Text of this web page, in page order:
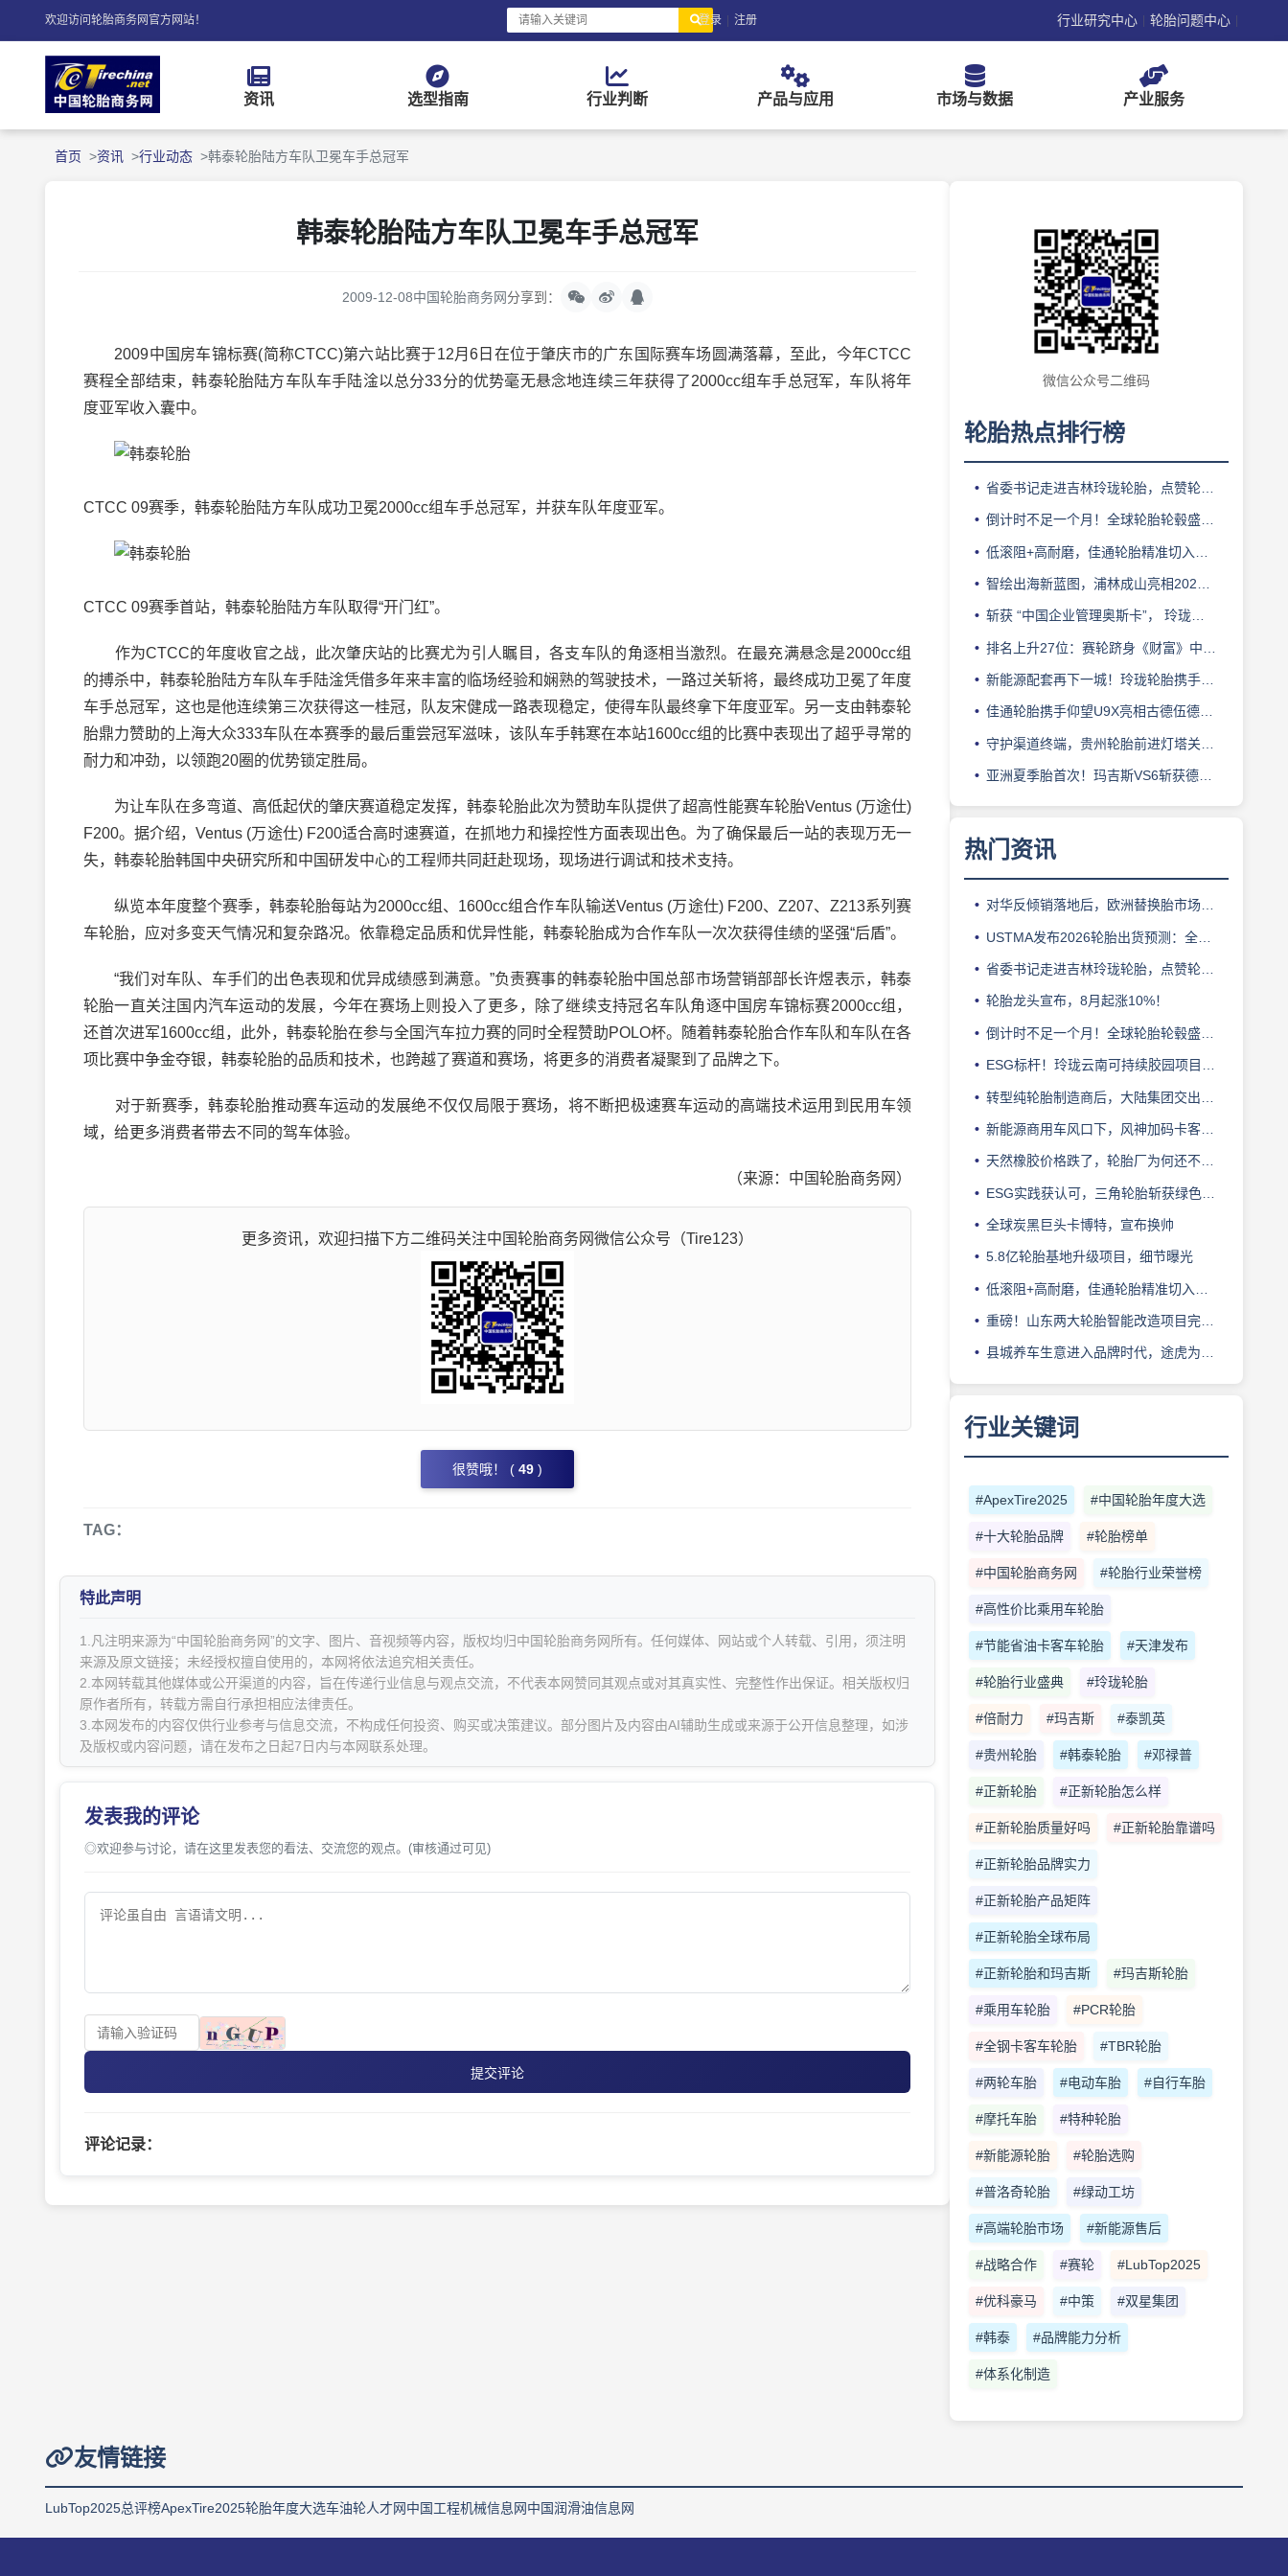
欢迎访问轮胎商务网官方网站！ 登录 | 注册 行业研究中心 | 轮胎问题中心 |
资讯 选型指南 行业判断 产品与应用 市场与数据 产业服务
首页 资讯 行业动态 韩泰轮胎陆方车队卫冕车手总冠军
韩泰轮胎陆方车队卫冕车手总冠军
2009-12-08中国轮胎商务网分享到：
2009中国房车锦标赛(简称CTCC)第六站比赛于12月6日在位于肇庆市的广东国际赛车场圆满落幕，至此，今年CTCC
赛程全部结束，韩泰轮胎陆方车队车手陆淦以总分33分的优势毫无悬念地连续三年获得了2000cc组车手总冠军，车队将年
度亚军收入囊中。
CTCC 09赛季，韩泰轮胎陆方车队成功卫冕2000cc组车手总冠军，并获车队年度亚军。
CTCC 09赛季首站，韩泰轮胎陆方车队取得“开门红”。
作为CTCC的年度收官之战，此次肇庆站的比赛尤为引人瞩目，各支车队的角逐相当激烈。在最充满悬念是2000cc组
的搏杀中，韩泰轮胎陆方车队车手陆淦凭借多年来丰富的临场经验和娴熟的驾驶技术，一路过关斩将，最终成功卫冕了年度
车手总冠军，这也是他连续第三次获得这一桂冠，队友宋健成一路表现稳定，使得车队最终拿下年度亚军。另一支由韩泰轮
胎鼎力赞助的上海大众333车队在本赛季的最后重尝冠军滋味，该队车手韩寒在本站1600cc组的比赛中表现出了超乎寻常的
耐力和冲劲，以领跑20圈的优势锁定胜局。
为让车队在多弯道、高低起伏的肇庆赛道稳定发挥，韩泰轮胎此次为赞助车队提供了超高性能赛车轮胎Ventus (万途仕)
F200。据介绍，Ventus (万途仕) F200适合高时速赛道，在抓地力和操控性方面表现出色。为了确保最后一站的表现万无一
失，韩泰轮胎韩国中央研究所和中国研发中心的工程师共同赶赴现场，现场进行调试和技术支持。
纵览本年度整个赛季，韩泰轮胎每站为2000cc组、1600cc组合作车队输送Ventus (万途仕) F200、Z207、Z213系列赛
车轮胎，应对多变天气情况和复杂路况。依靠稳定品质和优异性能，韩泰轮胎成为合作车队一次次获得佳绩的坚强“后盾”。
“我们对车队、车手们的出色表现和优异成绩感到满意。”负责赛事的韩泰轮胎中国总部市场营销部部长许煜表示，韩泰
轮胎一直关注国内汽车运动的发展，今年在赛场上则投入了更多，除了继续支持冠名车队角逐中国房车锦标赛2000cc组，
还首次进军1600cc组，此外，韩泰轮胎在参与全国汽车拉力赛的同时全程赞助POLO杯。随着韩泰轮胎合作车队和车队在各
项比赛中争金夺银，韩泰轮胎的品质和技术，也跨越了赛道和赛场，将更多的消费者凝聚到了品牌之下。
对于新赛季，韩泰轮胎推动赛车运动的发展绝不仅仅局限于赛场，将不断把极速赛车运动的高端技术运用到民用车领
域，给更多消费者带去不同的驾车体验。
（来源：中国轮胎商务网）
更多资讯，欢迎扫描下方二维码关注中国轮胎商务网微信公众号（Tire123）
很赞哦！ ( 49 )
TAG：
特此声明
1.凡注明来源为“中国轮胎商务网”的文字、图片、音视频等内容，版权均归中国轮胎商务网所有。任何媒体、网站或个人转载、引用，须注明
来源及原文链接；未经授权擅自使用的，本网将依法追究相关责任。
2.本网转载其他媒体或公开渠道的内容，旨在传递行业信息与观点交流，不代表本网赞同其观点或对其真实性、完整性作出保证。相关版权归
原作者所有，转载方需自行承担相应法律责任。
3.本网发布的内容仅供行业参考与信息交流，不构成任何投资、购买或决策建议。部分图片及内容由AI辅助生成或来源于公开信息整理，如涉
及版权或内容问题，请在发布之日起7日内与本网联系处理。
发表我的评论
◎欢迎参与讨论，请在这里发表您的看法、交流您的观点。(审核通过可见)
提交评论
评论记录：
微信公众号二维码
轮胎热点排行榜
省委书记走进吉林玲珑轮胎，点赞轮胎智造标杆
倒计时不足一个月！全球轮胎轮毂盛会即将登陆上海！
低滚阻+高耐磨，佳通轮胎精准切入新能源轻卡赛道
智绘出海新蓝图，浦林成山亮相2026泰中合作博览会
斩获 “中国企业管理奥斯卡”， 玲珑轮胎蝉联 BMC 大奖
排名上升27位：赛轮跻身《财富》中国500强背后的增长逻辑
新能源配套再下一城！玲珑轮胎携手小鹏L03全球上市
佳通轮胎携手仰望U9X亮相古德伍德，以轮胎科技挑战性能边界
守护渠道终端，贵州轮胎前进灯塔关爱基金驰援长春受灾门店
亚洲夏季胎首次！玛吉斯VS6斩获德国TÜV SÜD高阶认证
热门资讯
对华反倾销落地后，欧洲替换胎市场迎来拐点
USTMA发布2026轮胎出货预测：全年3.303 亿条
省委书记走进吉林玲珑轮胎，点赞轮胎智造标杆
轮胎龙头宣布，8月起涨10%！
倒计时不足一个月！全球轮胎轮毂盛会即将登陆上海！
ESG标杆！玲珑云南可持续胶园项目获评最佳实践
转型纯轮胎制造商后，大陆集团交出亮眼业绩
新能源商用车风口下，风神加码卡客车胎产能
天然橡胶价格跌了，轮胎厂为何还不敢“松口气”？
ESG实践获认可，三角轮胎斩获绿色发展典范企业奖
全球炭黑巨头卡博特，宣布换帅
5.8亿轮胎基地升级项目，细节曝光
低滚阻+高耐磨，佳通轮胎精准切入新能源轻卡赛道
重磅！山东两大轮胎智能改造项目完成备案
县城养车生意进入品牌时代，途虎为何此时加码“万镇万店”？
行业关键词
#ApexTire2025 #中国轮胎年度大选
#十大轮胎品牌 #轮胎榜单
#中国轮胎商务网 #轮胎行业荣誉榜
#高性价比乘用车轮胎
#节能省油卡客车轮胎 #天津发布
#轮胎行业盛典 #玲珑轮胎
#倍耐力 #玛吉斯 #泰凯英
#贵州轮胎 #韩泰轮胎 #邓禄普
#正新轮胎 #正新轮胎怎么样
#正新轮胎质量好吗 #正新轮胎靠谱吗
#正新轮胎品牌实力
#正新轮胎产品矩阵
#正新轮胎全球布局
#正新轮胎和玛吉斯 #玛吉斯轮胎
#乘用车轮胎 #PCR轮胎
#全钢卡客车轮胎 #TBR轮胎
#两轮车胎 #电动车胎 #自行车胎
#摩托车胎 #特种轮胎
#新能源轮胎 #轮胎选购
#普洛奇轮胎 #绿动工坊
#高端轮胎市场 #新能源售后
#战略合作 #赛轮 #LubTop2025
#优科豪马 #中策 #双星集团
#韩泰 #品牌能力分析
#体系化制造
友情链接
LubTop2025总评榜ApexTire2025轮胎年度大选车油轮人才网中国工程机械信息网中国润滑油信息网